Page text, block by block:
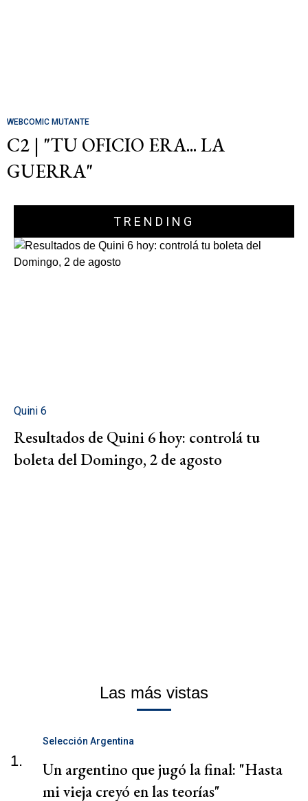
WEBCOMIC MUTANTE
C2 | "TU OFICIO ERA... LA
GUERRA"
TRENDING
Quini 6
Resultados de Quini 6 hoy: controlá tu
boleta del Domingo, 2 de agosto
Las más vistas
1.
Selección Argentina
Un argentino que jugó la final: "Hasta
mi vieja creyó en las teorías"